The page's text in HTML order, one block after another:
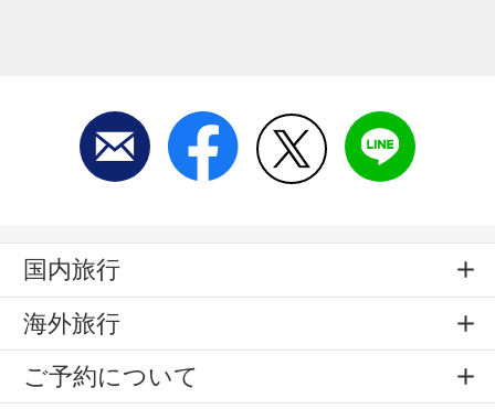
国内旅行
海外旅行
ご予約について